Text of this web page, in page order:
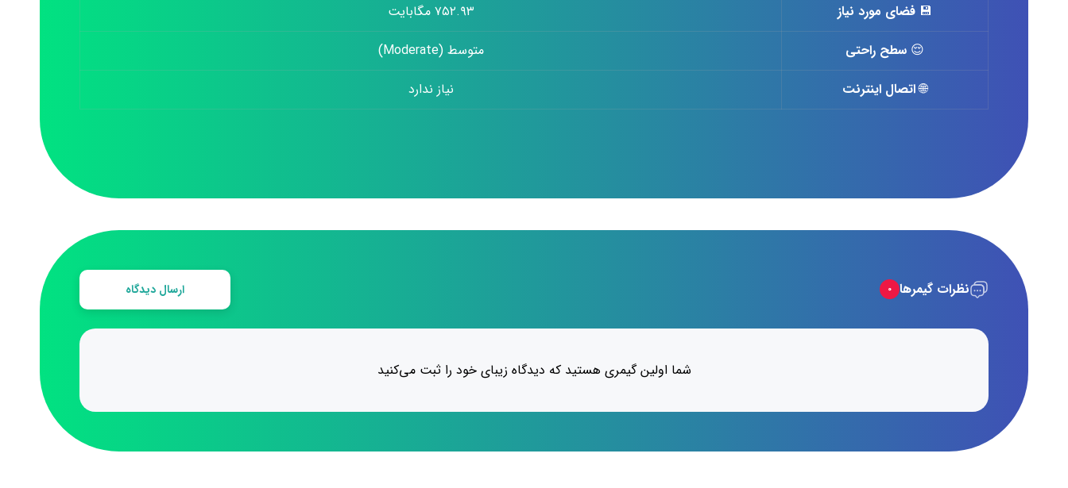
💾 فضای مورد نیاز
۷۵۲.۹۳ مگابایت
😌 سطح راحتی
متوسط (Moderate)
🌐اتصال اینترنت نیاز ندارد
نظرات گیمرها ۰ ارسال دیدگاه
شما اولین گیمری هستید که دیدگاه زیبای خود را ثبت می‌کنید